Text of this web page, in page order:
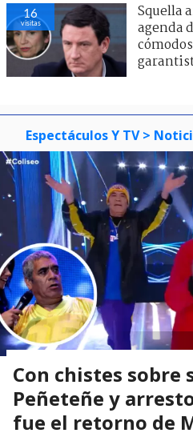
16
visitas
Squella
agenda
Espectáculos Y TV >
Con chistes sobre
Peñeteñe y
fue el retorno de